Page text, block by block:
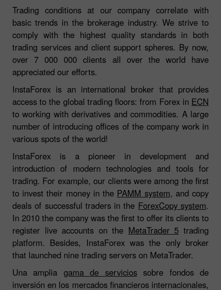
Trading conditions at our company correlate with
basic trends in the brokerage industry. We strive to
comply with the highest quality standards in both
trading services and client support spheres. By now,
over 7 000 000 clients all over the world have
appreciated our efforts.
InstaForex is an international broker that provides
access to the global trading floors: from Forex in ECN
to working with derivatives and commodities. A large
number of introducing offices of the company work in
various spots of the world!
InstaForex is a pioneer in development and
introduction of modern technologies and tools for
trading. For example, our clients were among the first
to invest their money in the PAMM system, and copy
deals of successful traders in the ForexCopy system.
In 2010 the company was the first to offer its clients to
register live accounts on the MetaTrader 5 trading
platform. Besides, InstaForex was the only broker
that launched nine trading servers on MetaTrader.
Una amplia gama de serviciossobre fondos de
inversión en los mercados financieros internacionales,